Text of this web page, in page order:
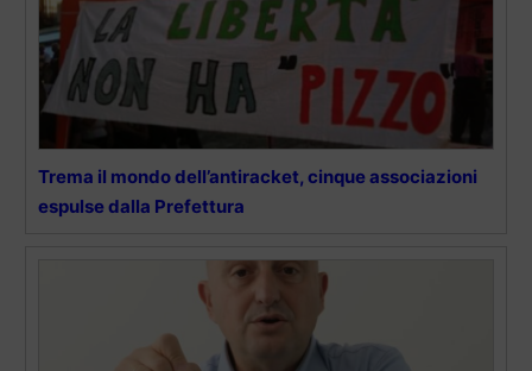
Trema il mondo dell’antiracket, cinque associazioni
espulse dalla Prefettura